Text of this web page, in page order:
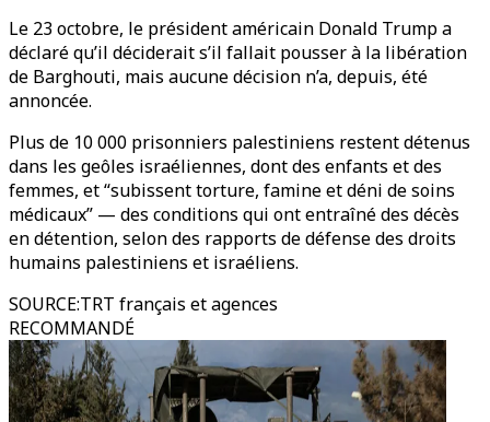
Le 23 octobre, le président américain Donald Trump a
déclaré qu’il déciderait s’il fallait pousser à la libération
de Barghouti, mais aucune décision n’a, depuis, été
annoncée.
Plus de 10 000 prisonniers palestiniens restent détenus
dans les geôles israéliennes, dont des enfants et des
femmes, et “subissent torture, famine et déni de soins
médicaux” — des conditions qui ont entraîné des décès
en détention, selon des rapports de défense des droits
humains palestiniens et israéliens.
SOURCE:TRT français et agences
RECOMMANDÉ